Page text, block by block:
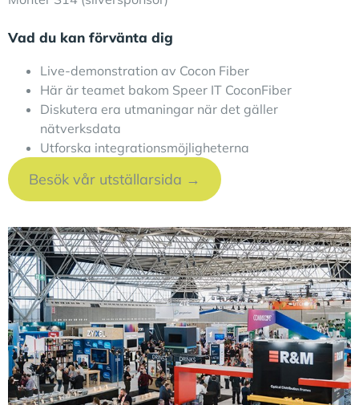
Vad du kan förvänta dig
Live-demonstration av Cocon Fiber
Här är teamet bakom Speer IT CoconFiber
Diskutera era utmaningar när det gäller
nätverksdata
Utforska integrationsmöjligheterna
Besök vår utställarsida →